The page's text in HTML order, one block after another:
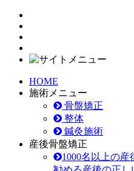
HOME
施術メニュー
骨盤矯正
整体
鍼灸施術
産後骨盤矯正
1000名以上の